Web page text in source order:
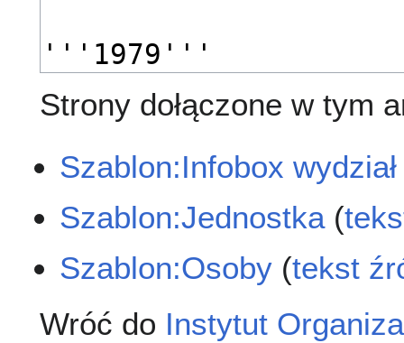
Strony dołączone w tym
Szablon:Infobox wydział
Szablon:Jednostka(
Szablon:Osoby (tekst
Wróć do Instytut